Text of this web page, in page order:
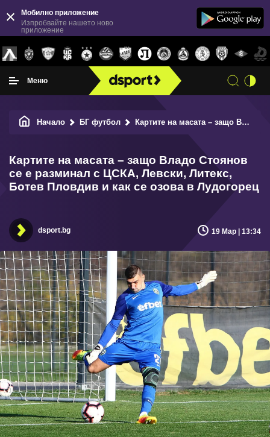
Мобилно приложение
Изпробвайте нашето ново
приложение
Меню
Начало БГ футбол Картите на масата – защо Владо Стоянов се е разминал с ЦСКА, Левски, Литекс, Ботев Пловдив и как се озова в Лудогорец
Картите на масата – защо Владо Стоянов
се е разминал с ЦСКА, Левски, Литекс,
Ботев Пловдив и как се озова в Лудогорец
dsport.bg 19 Мар | 13:34